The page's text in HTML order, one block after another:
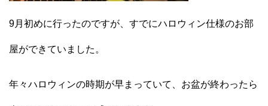
9月初めに行ったのですが、すでにハロウィン仕様のお部
屋ができていました。
年々ハロウィンの時期が早まっていて、お盆が終わったら